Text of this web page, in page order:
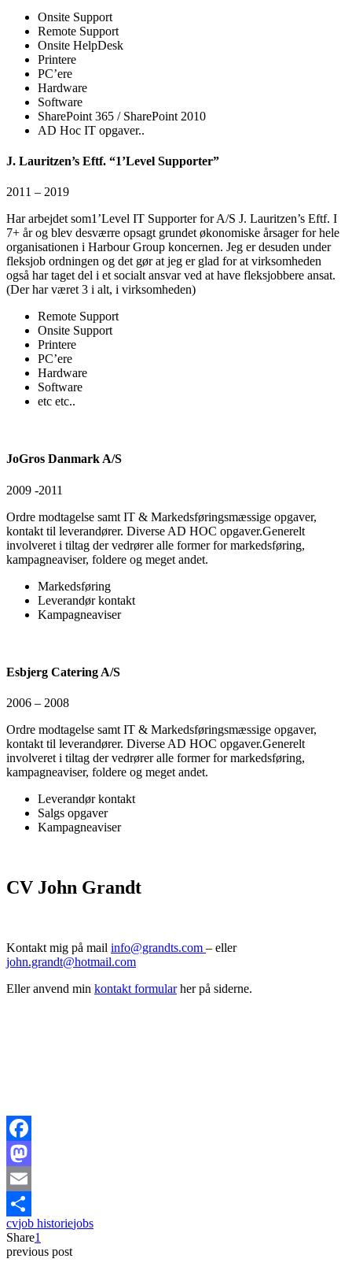
Onsite Support
Remote Support
Onsite HelpDesk
Printere
PC’ere
Hardware
Software
SharePoint 365 / SharePoint 2010
AD Hoc IT opgaver..
J. Lauritzen’s Eftf. “1’Level Supporter”
2011 – 2019
Har arbejdet som1’Level IT Supporter for A/S J. Lauritzen’s Eftf. I
7+ år og blev desværre opsagt grundet økonomiske årsager for hele
organisationen i Harbour Group koncernen. Jeg er desuden under
fleksjob ordningen og det gør at jeg er glad for at virksomheden
også har taget del i et socialt ansvar ved at have fleksjobbere ansat.
(Der har været 3 i alt, i virksomheden)
Remote Support
Onsite Support
Printere
PC’ere
Hardware
Software
etc etc..
JoGros Danmark A/S
2009 -2011
Ordre modtagelse samt IT & Markedsføringsmæssige opgaver,
kontakt til leverandører. Diverse AD HOC opgaver.Generelt
involveret i tiltag der vedrører alle former for markedsføring,
kampagneaviser, foldere og meget andet.
Markedsføring
Leverandør kontakt
Kampagneaviser
Esbjerg Catering A/S
2006 – 2008
Ordre modtagelse samt IT & Markedsføringsmæssige opgaver,
kontakt til leverandører. Diverse AD HOC opgaver.Generelt
involveret i tiltag der vedrører alle former for markedsføring,
kampagneaviser, foldere og meget andet.
Leverandør kontakt
Salgs opgaver
Kampagneaviser
CV John Grandt
Kontakt mig på mail info@grandts.com – eller
john.grandt@hotmail.com
Eller anvend min kontakt formularher på siderne.
Facebook
Mastodon
Email
Share
cvjob historiejobs
Share1
previous post